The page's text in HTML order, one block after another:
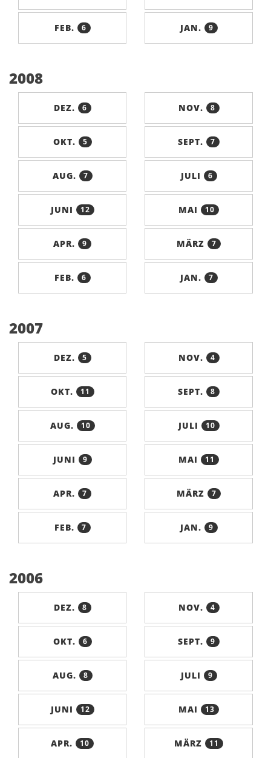
FEB. 6 JAN. 9
2008
DEZ. 6 NOV. 8
OKT. 5 SEPT. 7
AUG. 7 JULI 6
JUNI 12 MAI 10
APR. 9 MÄRZ 7
FEB. 6 JAN. 7
2007
DEZ. 5 NOV. 4
OKT. 11 SEPT. 8
AUG. 10 JULI 10
JUNI 9 MAI 11
APR. 7 MÄRZ 7
FEB. 7 JAN. 9
2006
DEZ. 8 NOV. 4
OKT. 6 SEPT. 9
AUG. 8 JULI 9
JUNI 12 MAI 13
APR. 10 MÄRZ 11